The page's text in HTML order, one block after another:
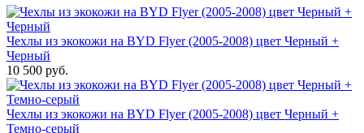
Чехлы из экокожи на BYD Flyer (2005-2008) цвет Черный +
Черный
10 500 руб.
Чехлы из экокожи на BYD Flyer (2005-2008) цвет Черный +
Темно-серый